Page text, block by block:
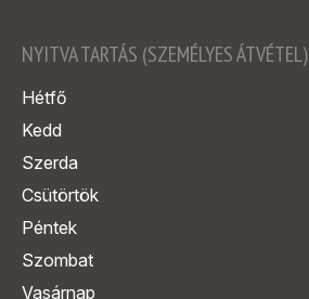
NYITVA TARTÁS (SZEMÉLYES ÁTVÉTEL)
Hétfő
Kedd
Szerda
Csütörtök
Péntek
Szombat
Vasárnap